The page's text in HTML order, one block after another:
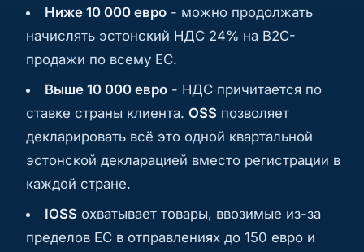
Ниже 10 000 евро- можно продолжать
начислять эстонский НДС 24% на B2C-
продажи по всему ЕС.
Выше 10 000 евро- НДС причитается по
ставке страны клиента. OSS позволяет
декларировать всё это одной квартальной
эстонской декларацией вместо регистрации в
каждой стране.
IOSSохватывает товары, ввозимые из-за
пределов ЕС в отправлениях до 150 евро и